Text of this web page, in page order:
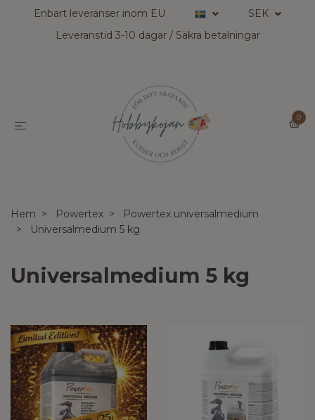
Enbart leveranser inom EU
SEK
Leveranstid 3-10 dagar / Säkra betalningar
0
Hem Powertex
Powertex universalmedium
Universalmedium 5 kg
Universalmedium 5 kg